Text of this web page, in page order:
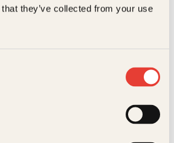
they’ve collected from your use